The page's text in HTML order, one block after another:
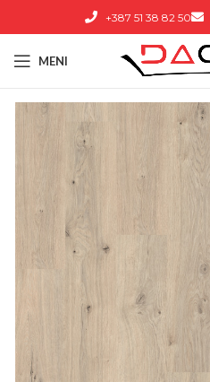
+387 51 38 82 50
MENI